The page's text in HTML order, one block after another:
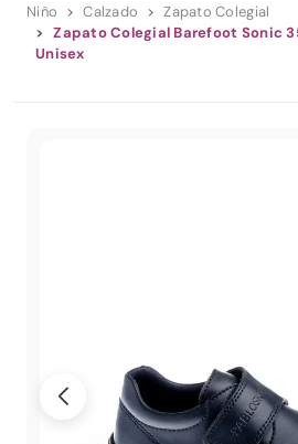
Niño Calzado
Zapato Colegial
Zapato Colegial Barefoot Sonic
Unisex